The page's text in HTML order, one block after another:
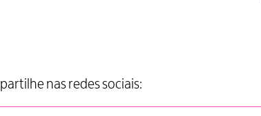
nas redes sociais: